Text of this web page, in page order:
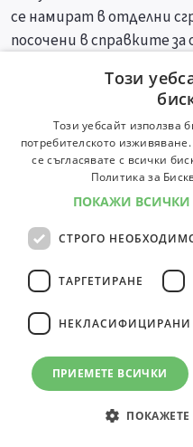
се намират в отделни
посочени в справките
Специалности
© 2000-2026 ФБО. Всички права
Този
Този уебсайт използва
потребителското
се съгласявате с всички
Политика за
ПОКАЖИ ВСИЧКИ
СТРОГО
ТАРГЕТИРАНЕ
НЕКЛАСИФИЦИРАНИ
ПРИЕМЕТЕ ВСИЧКИ